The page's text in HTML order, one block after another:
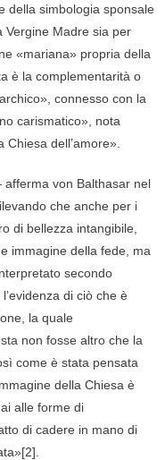
della simbologia sponsale
Vergine Madre sia per
«mariana» propria della
è la complementarità o
connesso con la
carismatico», nota
dell’amore».
von Balthasar nel
che anche per i
di bellezza intangibile,
immagine della fede, ma
secondo
di ciò che è
la quale
non fosse altro che la
come è stata pensata
della Chiesa è
alle forme di
di cadere in mano di